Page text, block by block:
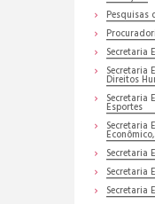
Pesquisas
Secretaria
Secretaria
Direitos
Secretaria
Esportes
Secretaria
Secretaria
Secretaria
Secretaria